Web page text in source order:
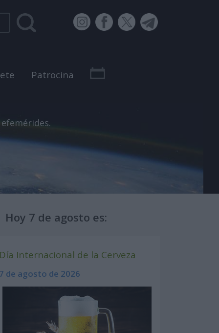
Patrocina
Hoy 7 de agosto es:
Día Internacional de la Cerveza
7 de agosto de 2026